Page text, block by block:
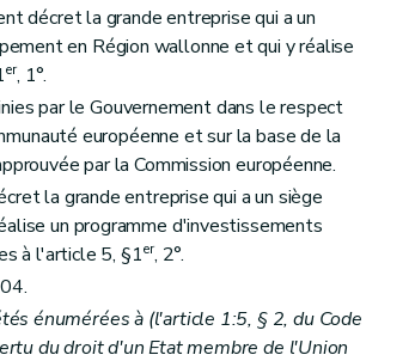
décret la grande entreprise qui a un
en Région wallonne et qui y réalise
er, 1°.
par le Gouvernement dans le respect
européenne et sur la base de la
par la Commission européenne.
la grande entreprise qui a un siège
un programme d'investissements
à l'article 5, §1er, 2°.
énumérées à (l'article 1:5, § 2, du Code
du droit d'un Etat membre de l'Union